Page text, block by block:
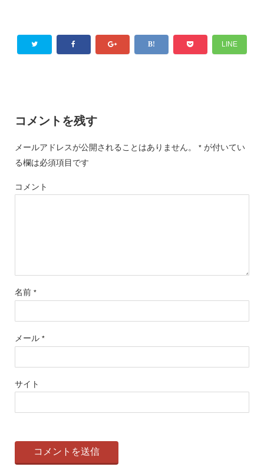
LINE
コメントを残す
メールアドレスが公開されることはありません。 * が付いてい
る欄は必須項目です
コメント
名前 *
メール *
サイト